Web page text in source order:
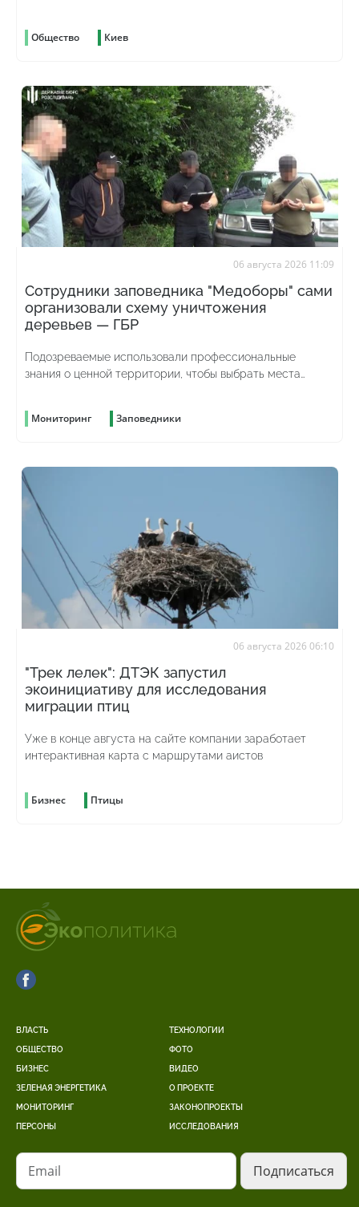
Общество Киев
06 августа 2026 11:09
Сотрудники заповедника "Медоборы" сами
организовали схему уничтожения
деревьев — ГБР
Подозреваемые использовали профессиональные
знания о ценной территории, чтобы выбрать места
Мониторинг Заповедники
06 августа 2026 06:10
"Трек лелек": ДТЭК запустил
экоинициативу для исследования
миграции птиц
Уже в конце августа на сайте компании заработает
интерактивная карта с маршрутами аистов
Бизнес Птицы
ВЛАСТЬ
ОБЩЕСТВО
БИЗНЕС
ЗЕЛЕНАЯ ЭНЕРГЕТИКА
МОНИТОРИНГ
ПЕРСОНЫ
ТЕХНОЛОГИИ
ФОТО
ВИДЕО
О ПРОЕКТЕ
ЗАКОНОПРОЕКТЫ
ИССЛЕДОВАНИЯ
Email